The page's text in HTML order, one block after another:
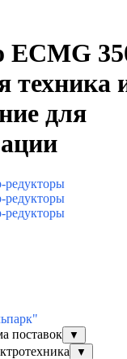
ECMG
техника
для
поставок
▼
▼